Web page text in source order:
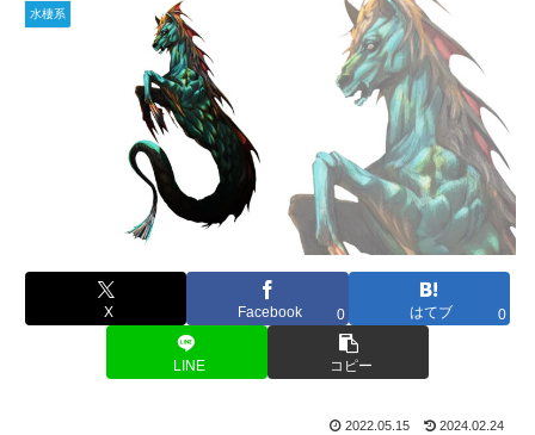
水棲系
X Facebook 0 はてブ 0
LINE コピー
2022.05.15 2024.02.24